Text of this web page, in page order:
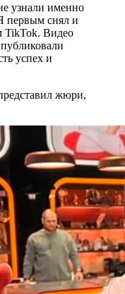
узнали именно
первым снял и
TikTok. Видео
успех и
жюри,